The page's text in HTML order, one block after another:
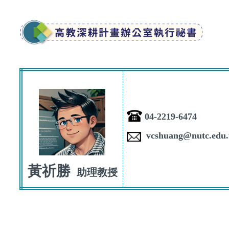
黃祈勝 助理教授
04-2219-6474